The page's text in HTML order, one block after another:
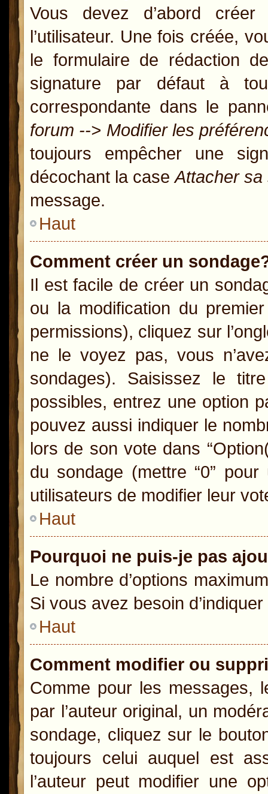
Vous devez d’abord
l’utilisateur. Une fois créée,
le formulaire de rédaction
signature par défaut à
correspondante dans le
forum --> Modifier les
toujours empêcher une
décochant la caseAttacher sa
message.
Haut
Comment créer un
Il est facile de créer un
ou la modification du
permissions), cliquez sur
ne le voyez pas, vous
sondages). Saisissez le
possibles, entrez une option
pouvez aussi indiquer le
lors de son vote dans
du sondage (mettre “0”
utilisateurs de modifier leur
Haut
Pourquoi ne puis-je pas
Le nombre d’options
Si vous avez besoin
Haut
Comment modifier ou
Comme pour les messages,
par l’auteur original, un
sondage, cliquez sur le
toujours celui auquel est
l’auteur peut modifier une